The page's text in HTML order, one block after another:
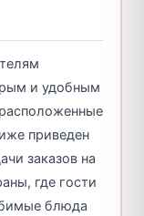
и удобным
приведен
заказов на
где гости
блюда